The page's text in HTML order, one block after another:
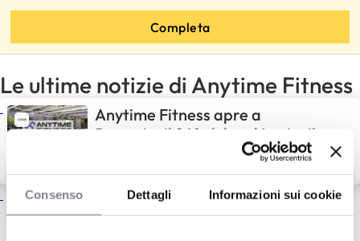
Consenso Dettagli Informazioni sui cookie
Completa
Le ultime notizie di Anytime Fitness
Anytime Fitness apre a
Pomezia: il 24° club nel Lazio, il
Anytime Fitness apre due
nuovi club nell’area torinese: